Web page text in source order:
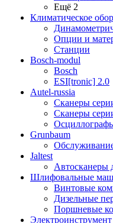
Ещё 2
Климатическое
Опции и
Станции
Bosch-modul
Bosch
ESI[tronic] 2.0
Autel-russia
Сканеры
Сканеры
Grunbaum
Jaltest
Автосканеры
Шлифовальные
Винтовые
Дизельные
Поршневые
Электроинструмент